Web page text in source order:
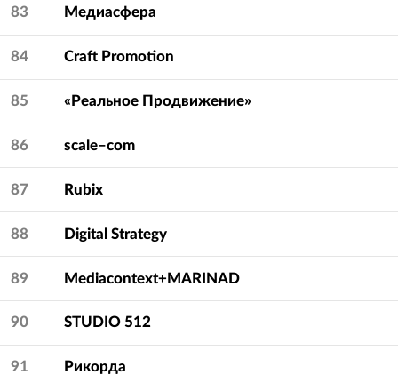
83 Медиасфера
84 Craft Promotion
85 «Реальное Продвижение»
86 scale–com
87 Rubix
88 Digital Strategy
89 Mediacontext+MARINAD
90 STUDIO 512
91 Рикорда